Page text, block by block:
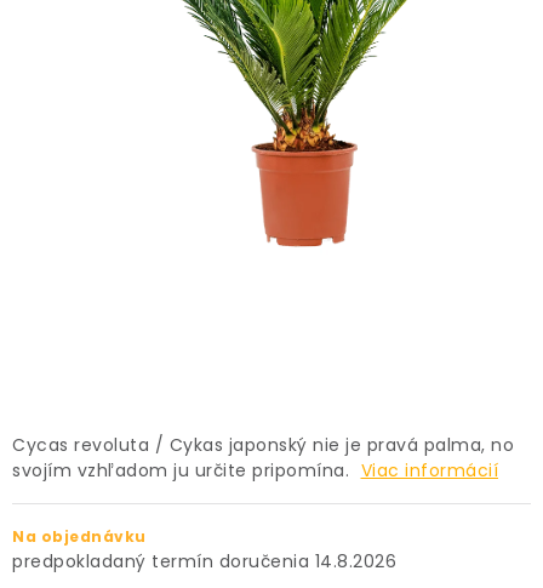
KVETINÁČE
ZNAČKY
Cycas revoluta / Cykas japonský nie je pravá palma, no
svojím vzhľadom ju určite pripomína. Viac informácií
Na objednávku
14.8.2026